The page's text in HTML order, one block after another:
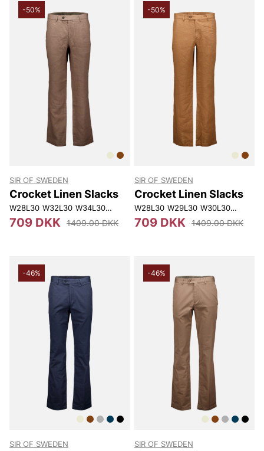
-50%
SIR OF SWEDEN
Crocket Linen Slacks
W28L30 W32L30 W34L30 W36L30 W38L30 W29L32 W33L30
709 DKK 1409.00 DKK
-50%
SIR OF SWEDEN
Crocket Linen Slacks
W28L30 W29L30 W30L30 W31L30
709 DKK 1409.00 DKK
-46%
SIR OF SWEDEN
-46%
SIR OF SWEDEN